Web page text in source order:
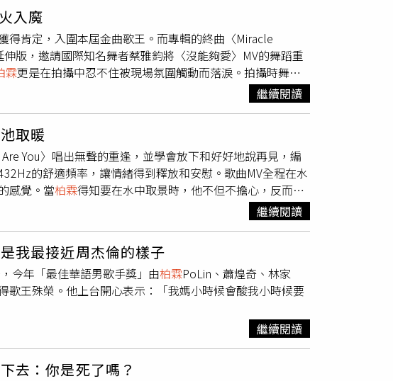
繭〉，全場跟著大合唱後，他正式和觀眾打招呼，看到滿
謝你們來」，觀眾的尖叫聲，讓柏霖展露笑容說：「這是新
霖走進觀眾席，他站上椅子，以更靠近歌迷的方式演出。
必〉、〈Honey〉、〈好像被一支箭矢跟蹤〉等高難度歌
離開了舞台，一步一步走進觀眾席，歌迷不停尖叫但也非常有
方式演出，接連演唱〈親密平行〉和專輯同名單曲〈允許萬
被愛，後來才知道破碎才是我們最真實的樣子。就像我剛
當下一直想著要如何補足這一塊，後來發覺我上台好好的
場當成是柏霖家的客廳，他以吉他演奏、唱歌給家人和朋友
柔的歌聲療癒全場。柏霖回到舞台上繼續演唱，開始帶來節
，柏霖 設計了帶動全場一起跳的舞蹈動作，加上他帥氣的舞
〈來不及的告白〉，
投入演唱後情緒潰堤，眼淚直直
一度離開舞台，歌迷不斷以掌聲和歡呼聲為他加油，他稍微
近生活周遭發生讓自己心疼的事，也想跟大家說要珍惜所
唱會，柏霖首次挑戰鋼琴自彈自唱。（圖／Legacy提供）
露這是只在台北場演出的歌曲，8月23日的台中場會有不同
Are You〉，溫暖的歌聲撫慰全場，最後在安可聲中，帶
的粉絲進行專輯簽名。
入魔
得肯定，入圍本屆金曲歌王。而專輯的終曲〈Miracle
版，邀請國際知名舞者蔡雅鈞將〈沒能夠愛〉MV的舞蹈重
霖更是在拍攝中忍不住被現場氛圍觸動而落淚。拍攝時舞蹈
個人必經的洗禮，也是歌曲想傳遞的核心，「眼淚讓我們看
。因為一切終將過去，而真正重要的，是你選擇以什麼樣的
供）近期
驚喜，因此他只要有空就會瘋狂地練琴，笑說：「練到幾
出。日前在粉絲要求下，柏霖也翻唱了目前最紅的話題電影
，獲得一片好評，粉絲也頻頻敲碗問他「會不會在演唱會
繼續閱讀
取暖
You〉唱出無聲的重逢，並學會放下和好好地說再見，編
的舒適頻率，讓情緒得到釋放和安慰。歌曲MV全程在水
感覺。當柏霖得知要在水中取景時，他不但不擔心，反而很
小在水裡長大的，水對我來說一直有一種療癒的力量，好像
意象。」他回憶小學五年級時，爸媽送他去參加游泳夏令
喜歡，有陣子也常常跟我弟半夜跑去海邊抓海膽，帶著手
（圖／索尼音樂提供）為了拍攝，柏霖當天幾乎泡在水中超
身體回溫才能繼續，不過他表示當天最難的不是冷，而是
抬太高，不然水就會灌進鼻子，他笑說：「那種嗆到的感
裡看著鏡頭，但同時還得控制不要吐出太多氣泡，對柏霖而言
繼續閱讀
我最接近周杰倫的樣子
今年「最佳華語男歌手獎」由柏霖PoLin、蕭煌奇、林家
王殊榮。他上台開心表示：「我媽小時候會酸我小時候要
繼續閱讀
去：你是死了嗎？